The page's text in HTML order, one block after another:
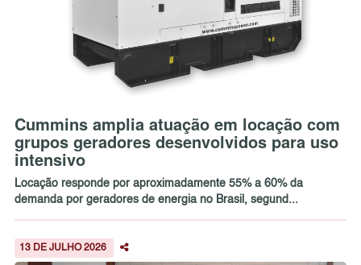
Cummins amplia atuação em locação com
grupos geradores desenvolvidos para uso
intensivo
Locação responde por aproximadamente 55% a 60% da
demanda por geradores de energia no Brasil, segund...
13 DE JULHO 2026